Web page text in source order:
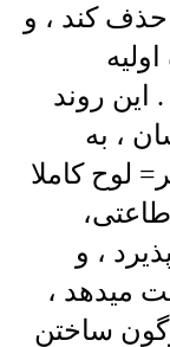
حذف کند ، و
روند
، به
لوح کاملا
، و
میدهد ،
ساختن